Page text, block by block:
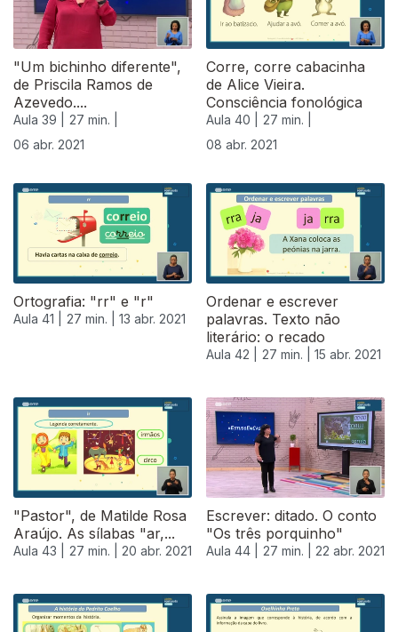
"Um bichinho diferente",
de Priscila Ramos de
Azevedo....
Aula 39 |
27 min. |
06 abr. 2021
Corre, corre cabacinha
de Alice Vieira.
Consciência fonológica
Aula 40 |
27 min. |
08 abr. 2021
Ortografia: "rr" e "r"
Aula 41 | 27 min. | 13 abr. 2021
Ordenar e escrever
palavras. Texto não
literário: o recado
Aula 42 | 27 min. | 15 abr. 2021
"Pastor", de Matilde Rosa
Araújo. As sílabas "ar,...
Aula 43 | 27 min. | 20 abr. 2021
Escrever: ditado. O conto
"Os três porquinho"
Aula 44 | 27 min. | 22 abr. 2021